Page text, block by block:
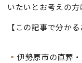
いたいとお考えの方
【この記事で分かる
伊勢原市の直葬